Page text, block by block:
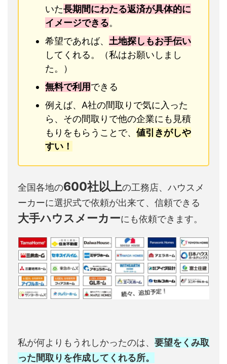
いた長期間にわたる返済が具体的に
イメージできる。
希望であれば、 土地探しもお手伝い
してくれる。（私はお願いしまし
た。）
無料で利用できる
例えば、A社の間取りで気に入った
ら、その間取りで他の企業にも見積
もりをもらうことで、 値引きがしや
すい！
全国各地の600社以上の工務店、ハウスメ
ーカーに選択式で依頼が出来て、信頼できる
大手ハウスメーカーにも依頼できます。
私が何よりもうれしかったのは、 要望をくみ取
った間取りを作成してくれる所。